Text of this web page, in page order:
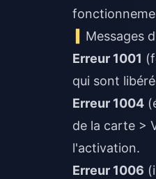
Messages
Erreur 1001
qui sont
Erreur 1004
de la carte >
l'activation.
Erreur 1006